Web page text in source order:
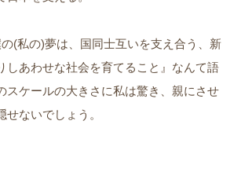
(私の)夢は、国同士互いを支え合う、新
しあわせな社会を育てること』なんて語
スケールの大きさに私は驚き、親にさせ
ないでしょう。